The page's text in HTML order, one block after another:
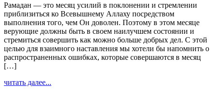
Рамадан — это месяц усилий в поклонении и стремлении
приблизиться ко Всевышнему Аллаху посредством
выполнения того, чем Он доволен. Поэтому в этом месяце
верующие должны быть в своем наилучшем состоянии и
стремиться совершить как можно больше добрых дел. С этой
целью для взаимного наставления мы хотели бы напомнить о
распространенных ошибках, которые совершаются в месяц
[…]
читать далее...